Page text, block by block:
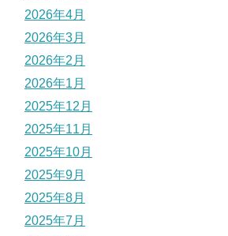
2026年4月
2026年3月
2026年2月
2026年1月
2025年12月
2025年11月
2025年10月
2025年9月
2025年8月
2025年7月